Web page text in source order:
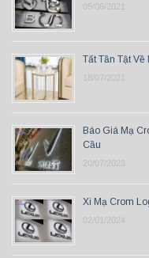
05/06/2021
Tất Tần Tật
18/07/2021
Báo Giá Mạ
Cầu
20/07/2023
Xi Mạ Crom
02/01/2024